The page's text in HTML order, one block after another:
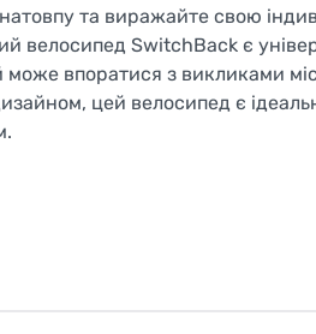
та виражайте свою
велосипед SwitchBack є
впоратися з викликами
цей велосипед є